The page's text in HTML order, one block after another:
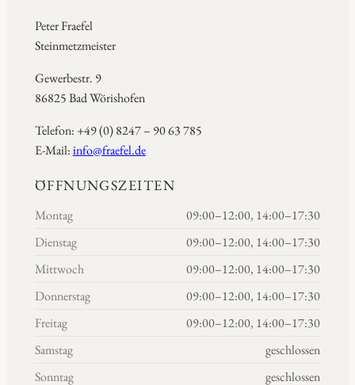
Peter Fraefel
Steinmetzmeister
Gewerbestr. 9
86825 Bad Wörishofen
Telefon: +49 (0) 8247 – 90 63 785
E-Mail:info@fraefel.de
ÖFFNUNGSZEITEN
Montag
09:00–12:00, 14:00–17:30
Dienstag
09:00–12:00, 14:00–17:30
Mittwoch
09:00–12:00, 14:00–17:30
Donnerstag
09:00–12:00, 14:00–17:30
Freitag
09:00–12:00, 14:00–17:30
Samstag
geschlossen
Sonntag
geschlossen